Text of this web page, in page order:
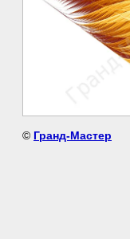
© Гранд-Мастер